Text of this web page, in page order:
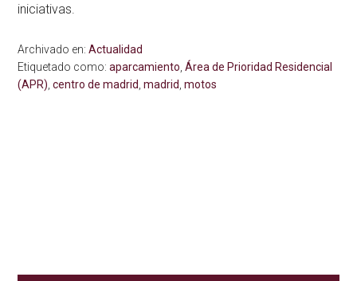
iniciativas.
Archivado en:Actualidad
Etiquetado como:aparcamiento ,Área de Prioridad Residencial
(APR) ,centro de madrid ,madrid ,motos